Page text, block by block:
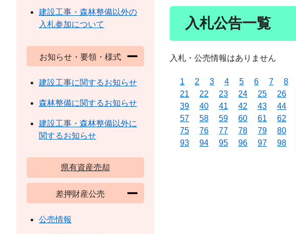
入札公告一覧
入札・公売情報はありません
1 2 3 4 5 6 7 8
21
22 23 24 25 26
39
40 41 42 43 44
57
58 59 60 61 62
75
76 77 78 79 80
93
94 95 96 97 98
建設工事・森林整備以外の
入札参加について
お知らせ・要領・様式
建設工事に関するお知らせ
森林整備に関するお知らせ
建設工事・森林整備以外に
関するお知らせ
県有資産売却
差押財産公売
公売情報